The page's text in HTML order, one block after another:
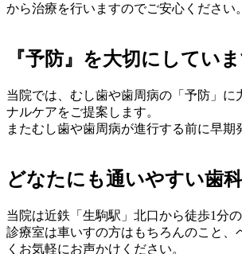
から治療を行いますのでご安心ください。
『予防』を大切にしてい
当院では、むし歯や歯周病の「予防」
ナルケアをご提案します。
またむし歯や歯周病が進行する前に早
どなたにも通いやすい歯
当院は近鉄「生駒駅」北口から徒歩1分
診療室は車いすの方はもちろんのこと
くお気軽にお声かけください。